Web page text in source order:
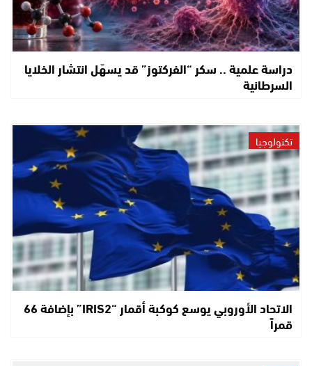
دراسة علمية .. سكر “الفركتوز” قد يسهّل انتشار الخلايا
السرطانية
تكنولوجيا
الاتحاد الأوروبي يوسع كوكبة أقمار “IRIS2” بإضافة 66
قمراً